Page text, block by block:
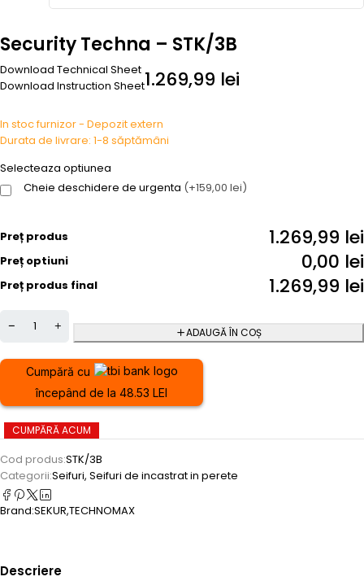
Security Techna – STK/3B
Download Technical Sheet
Download Instruction Sheet1.269,99 lei
In stoc furnizor - Depozit extern
Durata de livrare: 1-8 săptămâni
Selecteaza optiunea
Cheie deschidere de urgenta (+159,00 lei)
Preț produs 1.269,99 lei
Preț optiuni 0,00 lei
Preț produs final 1.269,99 lei
ADAUGĂ ÎN COȘ
Cumpără cu
începând de la 48.53 LEI
CUMPĂRĂ ACUM
Cod produs:STK/3B
Categorii:Seifuri, Seifuri de incastrat in perete
Brand:SEKUR,TECHNOMAX
Descriere